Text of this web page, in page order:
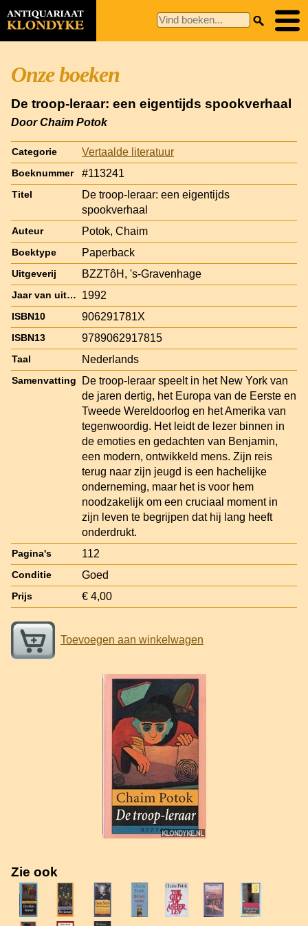
Onze boeken
De troop-leraar: een eigentijds spookverhaal
Door Chaim Potok
Categorie Vertaalde literatuur
Boeknummer #113241
Titel
De troop-leraar: een eigentijds
spookverhaal
Auteur Potok, Chaim
Boektype Paperback
Uitgeverij BZZTôH, 's-Gravenhage
Jaar van uitgave 1992
ISBN10 906291781X
ISBN13 9789062917815
Taal Nederlands
Samenvatting
De troop-leraar speelt in het New York van
de jaren dertig, het Europa van de Eerste en
Tweede Wereldoorlog en het Amerika van
tegenwoordig. Het leidt de lezer binnen in
de emoties en gedachten van Benjamin,
een modern, ontwikkeld mens. Zijn reis
terug naar zijn jeugd is een hachelijke
onderneming, maar het is voor hem
noodzakelijk om een cruciaal moment in
zijn leven te begrijpen dat hij lang heeft
onderdrukt.
Pagina's 112
Conditie Goed
Prijs € 4,00
Toevoegen aan winkelwagen
Zie ook